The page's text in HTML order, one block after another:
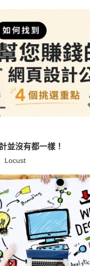
並沒有都一樣！
Locust